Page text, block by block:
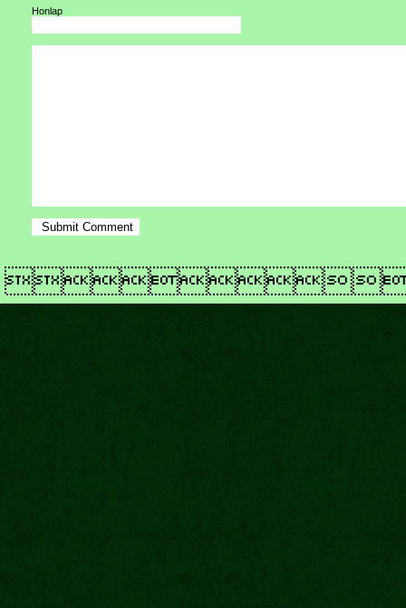
Honlap